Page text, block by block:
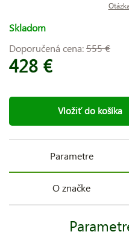
Skladom
Doporučená cena:555 €
428 €
Vložiť do košíka
Parametre
O značke